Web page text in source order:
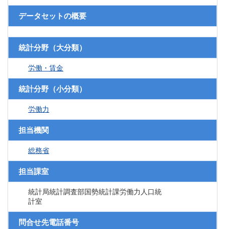
データセットの概要
統計分野（大分類）
労働・賃金
統計分野（小分類）
労働力
担当機関
総務省
担当課室
統計局統計調査部国勢統計課労働力人口統
計室
問合せ先電話番号